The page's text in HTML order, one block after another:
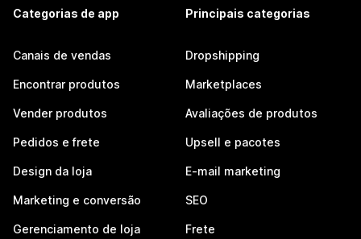
Categorias de app
Canais de vendas
Encontrar produtos
Vender produtos
Pedidos e frete
Design da loja
Marketing e conversão
Gerenciamento de loja
Principais categorias
Dropshipping
Marketplaces
Avaliações de produtos
Upsell e pacotes
E-mail marketing
SEO
Frete